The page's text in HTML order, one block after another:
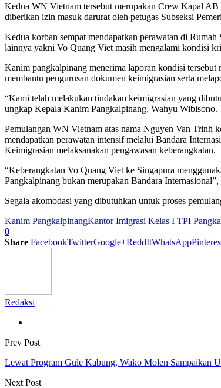
Kedua WN Vietnam tersebut merupakan Crew Kapal
diberikan izin masuk darurat oleh petugas Subseksi
Kedua korban sempat mendapatkan perawatan di
lainnya yakni Vo Quang Viet masih mengalami kondisi
Kanim pangkalpinang menerima laporan kondisi
membantu pengurusan dokumen keimigrasian serta
“Kami telah melakukan tindakan keimigrasian yang
ungkap Kepala Kanim Pangkalpinang, Wahyu Wibisono.
Pemulangan WN Vietnam atas nama Nguyen Van Trinh
mendapatkan perawatan intensif melalui Bandara
Keimigrasian melaksanakan pengawasan keberangkatan.
“Keberangkatan Vo Quang Viet ke Singapura
Pangkalpinang bukan merupakan Bandara
Segala akomodasi yang dibutuhkan untuk proses
Kanim PangkalpinangKantor Imigrasi Kelas I TPI
0
Share FacebookTwitterGoogle+ReddItWhatsApp
Redaksi
Prev Post
Lewat Program Gule Kabung, Wako Molen Sampaikan
Next Post